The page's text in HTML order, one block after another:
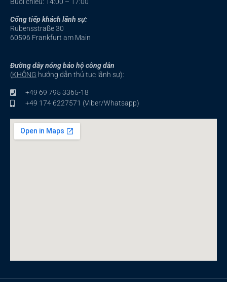
Cổng tiếp khách lãnh sự:
Rubensstraße 30
60596 Frankfurt am Main
Đường dây nóng bảo hộ công dân
(KHÔNG hướng dẫn thủ tục lãnh sự):
+49 69 795 3365-18
+49 174 6227571 (Viber/Whatsapp)